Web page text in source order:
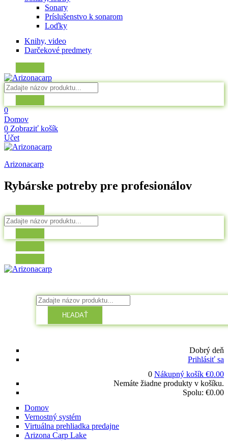
Sonary
Príslušenstvo k sonarom
Loďky
Knihy, video
Darčekové predmety
0
Domov
0 Zobraziť košík
Účet
Arizonacarp
Rybárske potreby pre profesionálov
HĽADAŤ
Dobrý deň
Prihlásiť sa
0 Nákupný košík €0.00
Nemáte žiadne produkty v košíku.
Spolu: €0.00
Domov
Vernostný systém
Virtuálna prehliadka predajne
Arizona Carp Lake